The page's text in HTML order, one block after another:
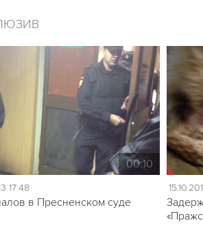
00:10
17:48
в Пресненском суде